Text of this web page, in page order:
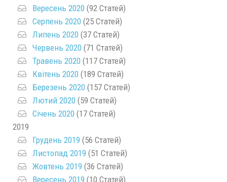
Вересень 2020 (92 Статей)
Серпень 2020 (25 Статей)
Липень 2020 (37 Статей)
Червень 2020 (71 Статей)
Травень 2020 (117 Статей)
Квітень 2020 (189 Статей)
Березень 2020 (157 Статей)
Лютий 2020 (59 Статей)
Січень 2020 (17 Статей)
2019
Грудень 2019 (56 Статей)
Листопад 2019 (51 Статей)
Жовтень 2019 (36 Статей)
Вересень 2019 (10 Статей)